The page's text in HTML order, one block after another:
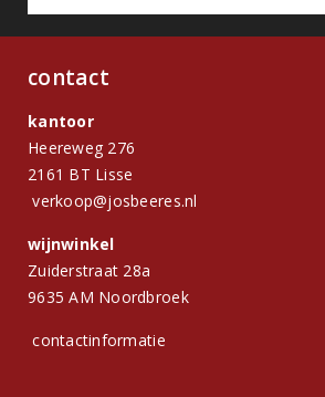
contact
kantoor
Heereweg 276
2161 BT Lisse
verkoop@josbeeres.nl
wijnwinkel
Zuiderstraat 28a
9635 AM Noordbroek
contactinformatie